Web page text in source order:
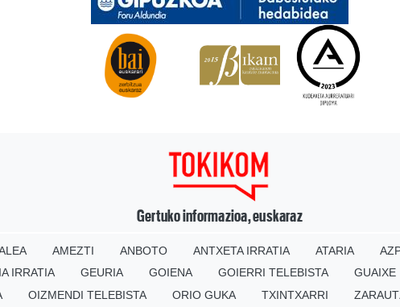
Gertuko informazioa, euskaraz
AMEZTI ANBOTO ANTXETA IRRATIA ATARIA
IRRATIA GEURIA GOIENA GOIERRI TELEBISTA
GUAIXE
OIZMENDI TELEBISTA ORIO GUKA TXINTXARRI